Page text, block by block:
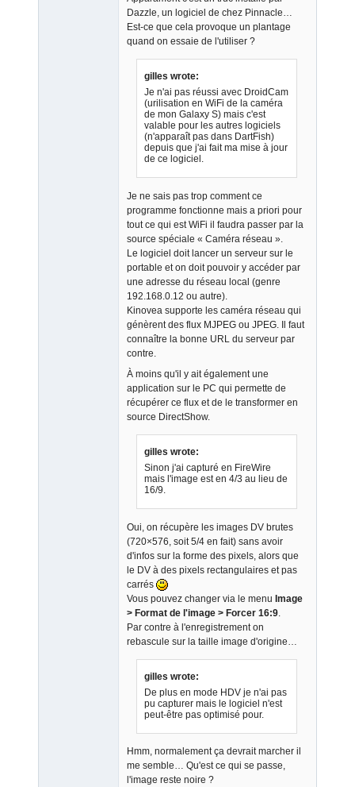
Dazzle, un logiciel de chez Pinnacle…
Est-ce que cela provoque un plantage
quand on essaie de l'utiliser ?
gilles wrote:
Je n'ai pas réussi avec DroidCam
(urilisation en WiFi de la caméra
de mon Galaxy S) mais c'est
valable pour les autres logiciels
(n'apparaît pas dans DartFish)
depuis que j'ai fait ma mise à jour
de ce logiciel.
Je ne sais pas trop comment ce
programme fonctionne mais a priori pour
tout ce qui est WiFi il faudra passer par la
source spéciale « Caméra réseau ».
Le logiciel doit lancer un serveur sur le
portable et on doit pouvoir y accéder par
une adresse du réseau local (genre
192.168.0.12 ou autre).
Kinovea supporte les caméra réseau qui
génèrent des flux MJPEG ou JPEG. Il faut
connaître la bonne URL du serveur par
contre.
À moins qu'il y ait également une
application sur le PC qui permette de
récupérer ce flux et de le transformer en
source DirectShow.
gilles wrote:
Sinon j'ai capturé en FireWire
mais l'image est en 4/3 au lieu de
16/9.
Oui, on récupère les images DV brutes
(720×576, soit 5/4 en fait) sans avoir
d'infos sur la forme des pixels, alors que
le DV à des pixels rectangulaires et pas
carrés
Vous pouvez changer via le menu Image
> Format de l'image > Forcer 16:9
Par contre à l'enregistrement on
rebascule sur la taille image d'origine…
gilles wrote:
De plus en mode HDV je n'ai pas
pu capturer mais le logiciel n'est
peut-être pas optimisé pour.
Hmm, normalement ça devrait marcher il
me semble… Qu'est ce qui se passe,
l'image reste noire ?